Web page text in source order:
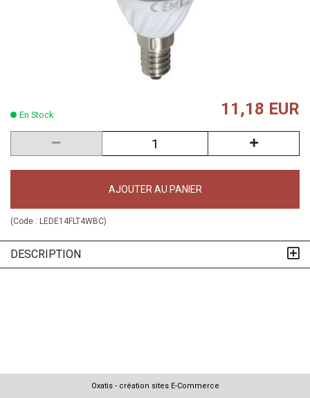
En Stock 11,18 EUR
AJOUTER AU PANIER
(Code : LEDE14FLT4WBC)
DESCRIPTION
Oxatis - création sites E-Commerce